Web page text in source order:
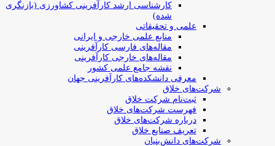
کارشناسی ارشد کارآفرینی کشاورزی (بازنگری
شده)
علمی و تحقیقاتی
منابع علمی خارجی و ایرانی
مقاله‌های فارسی کارآفرینی
مقاله‌های خارجی کارآفرینی
نقشه جامع علمی کشور
معرفی دانشکده‌های کارآفرینی جهان
شرکت‌های خلاق
ثبت‌نام شرکت خلاق
فهرست شرکت‌های خلاق
درباره شرکت‌های خلاق
تعریف صنایع خلاق
شرکت‌های دانش‌بنیان